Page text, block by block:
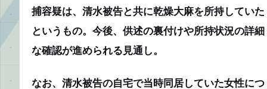
捕容疑は、清水被告と共に乾燥大麻を所持していた
というもの。今後、供述の裏付けや所持状況の詳細
な確認が進められる見通し。
なお、清水被告の自宅で当時同居していた女性につ